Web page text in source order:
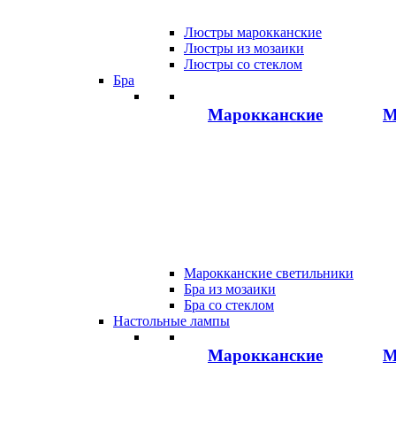
Люстры марокканские
Люстры из мозаики
Люстры со стеклом
Бра
Марокканские
Марокканские светильники
Бра из мозаики
Бра со стеклом
Настольные лампы
Марокканские